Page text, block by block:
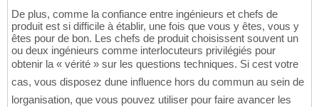
De plus, comme la confiance entre ingénieurs et chefs de
produit est si difficile à établir, une fois que vous y êtes, vous y
êtes pour de bon. Les chefs de produit choisissent souvent un
ou deux ingénieurs comme interlocuteurs privilégiés pour
obtenir la « vérité » sur les questions techniques. Si cest votre
cas, vous disposez dune influence hors du commun au sein de
lorganisation, que vous pouvez utiliser pour faire avancer les